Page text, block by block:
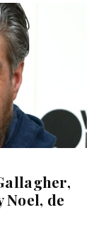
Noel, de